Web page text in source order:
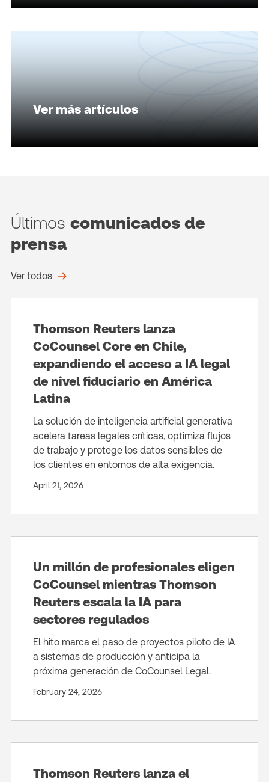
Ver más artículos
Últimos comunicados de
prensa
Ver todos
Thomson Reuters lanza
CoCounsel Core en Chile,
expandiendo el acceso a IA legal
de nivel fiduciario en América
Latina
La solución de inteligencia artificial generativa
acelera tareas legales críticas, optimiza flujos
de trabajo y protege los datos sensibles de
los clientes en entornos de alta exigencia.
April 21, 2026
Un millón de profesionales eligen
CoCounsel mientras Thomson
Reuters escala la IA para
sectores regulados
El hito marca el paso de proyectos piloto de IA
a sistemas de producción y anticipa la
próxima generación de CoCounsel Legal.
February 24, 2026
Thomson Reuters lanza el